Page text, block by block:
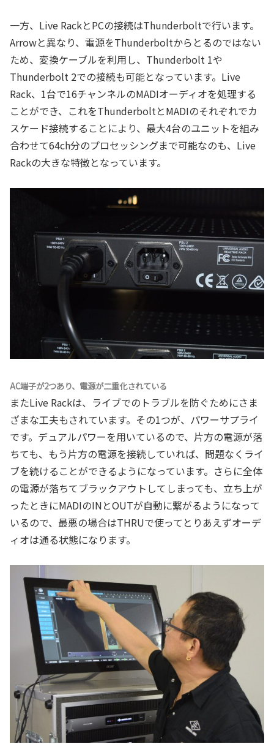
一方、Live RackとPCの接続はThunderboltで行います。
Arrowと異なり、電源をThunderboltからとるのではない
ため、変換ケーブルを利用し、Thunderbolt 1や
Thunderbolt 2での接続も可能となっています。Live
Rack、1台で16チャンネルのMADIオーディオを処理する
ことができ、これをThunderboltとMADIのそれぞれでカ
スケード接続することにより、最大4台のユニットを組み
合わせて64ch分のプロセッシングまで可能なのも、Live
Rackの大きな特徴となっています。
AC端子が2つあり、電源が二重化されている
またLive Rackは、ライブでのトラブルを防ぐためにさま
ざまな工夫もされています。その1つが、パワーサプライ
です。デュアルパワーを用いているので、片方の電源が落
ちても、もう片方の電源を接続していれば、問題なくライ
ブを続けることができるようになっています。さらに全体
の電源が落ちてブラックアウトしてしまっても、立ち上が
ったときにMADIのINとOUTが自動に繋がるようになって
いるので、最悪の場合はTHRUで使ってとりあえずオーデ
ィオは通る状態になります。